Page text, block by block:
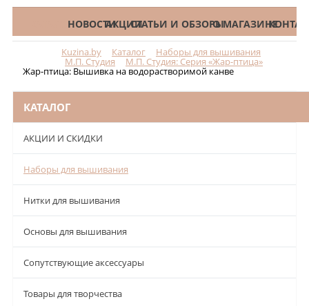
КАТАЛОГНОВОСТИАКЦИИСТАТЬИ И ОБЗОРЫО МАГАЗИНЕ
Kuzina.by Каталог Наборы для вышивания
М.П. Студия М.П. Студия: Серия «Жар-птица»
Жар-птица: Вышивка на водорастворимой канве
КАТАЛОГ
АКЦИИ И СКИДКИ
Наборы для вышивания
Нитки для вышивания
Основы для вышивания
Сопутствующие аксессуары
Товары для творчества